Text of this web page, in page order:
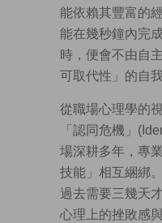
能依賴其豐富的
能在幾秒鐘內完
時，便會不由自
可取代性」的自我
從職場心理學的
「認同危機」
場深耕多年，專
技能」相互綑綁
過去需要三幾天
心理上的挫敗感